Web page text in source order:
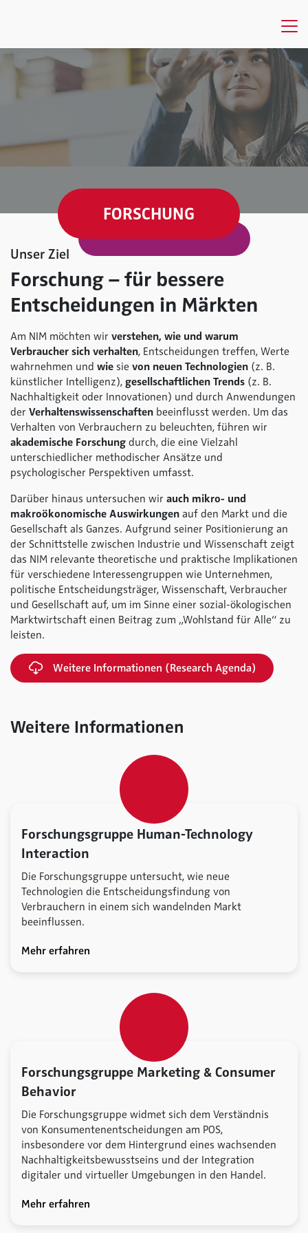
FORSCHUNG
Unser Ziel
Forschung – für bessere
Entscheidungen in Märkten
Am NIM möchten wir verstehen, wie und warum
Verbraucher sich verhalten, Entscheidungen treffen, Werte
wahrnehmen und wie sie von neuen Technologien (z. B.
künstlicher Intelligenz), gesellschaftlichen Trends (z. B.
Nachhaltigkeit oder Innovationen) und durch Anwendungen
der Verhaltenswissenschaften beeinflusst werden. Um das
Verhalten von Verbrauchern zu beleuchten, führen wir
akademische Forschung durch, die eine Vielzahl
unterschiedlicher methodischer Ansätze und
psychologischer Perspektiven umfasst.
Darüber hinaus untersuchen wir auch mikro- und
makroökonomische Auswirkungen auf den Markt und die
Gesellschaft als Ganzes. Aufgrund seiner Positionierung an
der Schnittstelle zwischen Industrie und Wissenschaft zeigt
das NIM relevante theoretische und praktische Implikationen
für verschiedene Interessengruppen wie Unternehmen,
politische Entscheidungsträger, Wissenschaft, Verbraucher
und Gesellschaft auf, um im Sinne einer sozial-ökologischen
Marktwirtschaft einen Beitrag zum „Wohlstand für Alle“ zu
leisten.
Weitere Informationen (Research Agenda)
Weitere Informationen
Forschungsgruppe Human-Technology
Interaction
Die Forschungsgruppe untersucht, wie neue
Technologien die Entscheidungsfindung von
Verbrauchern in einem sich wandelnden Markt
beeinflussen.
Mehr erfahren
Forschungsgruppe Marketing & Consumer
Behavior
Die Forschungsgruppe widmet sich dem Verständnis
von Konsumentenentscheidungen am POS,
insbesondere vor dem Hintergrund eines wachsenden
Nachhaltigkeitsbewusstseins und der Integration
digitaler und virtueller Umgebungen in den Handel.
Mehr erfahren